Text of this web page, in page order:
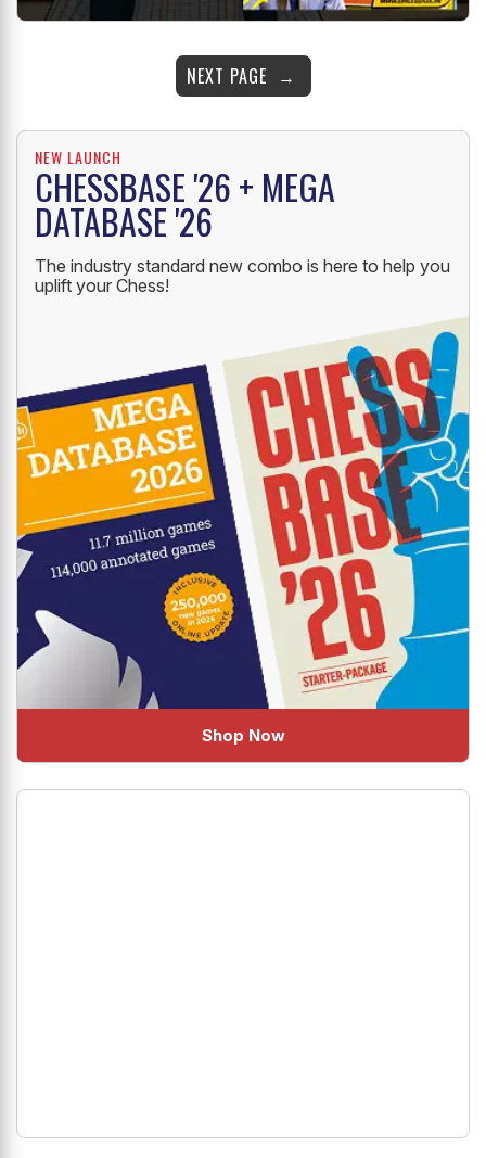
NEXT PAGE
NEW LAUNCH
CHESSBASE '26 + MEGA
DATABASE '26
The industry standard new combo is here to help you
uplift your Chess!
Shop Now